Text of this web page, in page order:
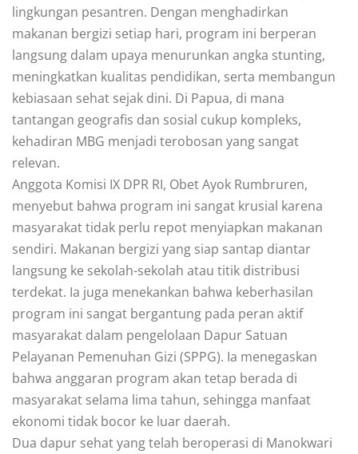
lingkungan pesantren. Dengan menghadirkan
makanan bergizi setiap hari, program ini berperan
langsung dalam upaya menurunkan angka stunting,
meningkatkan kualitas pendidikan, serta membangun
kebiasaan sehat sejak dini. Di Papua, di mana
tantangan geografis dan sosial cukup kompleks,
kehadiran MBG menjadi terobosan yang sangat
relevan.
Anggota Komisi IX DPR RI, Obet Ayok Rumbruren,
menyebut bahwa program ini sangat krusial karena
masyarakat tidak perlu repot menyiapkan makanan
sendiri. Makanan bergizi yang siap santap diantar
langsung ke sekolah-sekolah atau titik distribusi
terdekat. Ia juga menekankan bahwa keberhasilan
program ini sangat bergantung pada peran aktif
masyarakat dalam pengelolaan Dapur Satuan
Pelayanan Pemenuhan Gizi (SPPG). Ia menegaskan
bahwa anggaran program akan tetap berada di
masyarakat selama lima tahun, sehingga manfaat
ekonomi tidak bocor ke luar daerah.
Dua dapur sehat yang telah beroperasi di Manokwari